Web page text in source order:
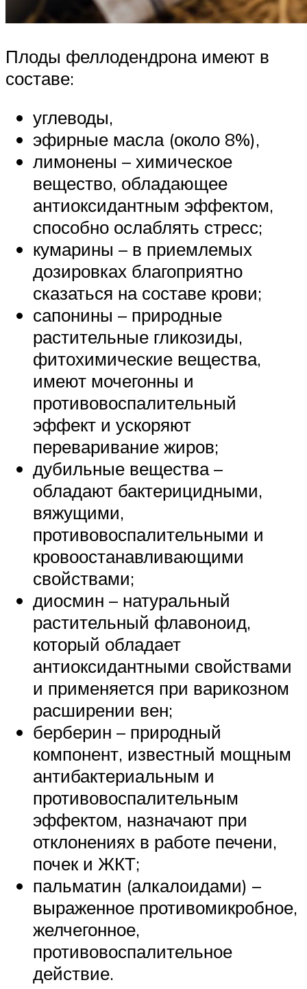
Плоды феллодендрона имеют в
составе:
углеводы,
эфирные масла (около 8%),
лимонены – химическое
вещество, обладающее
антиоксидантным эффектом,
способно ослаблять стресс;
кумарины – в приемлемых
дозировках благоприятно
сказаться на составе крови;
сапонины – природные
растительные гликозиды,
фитохимические вещества,
имеют мочегонны и
противовоспалительный
эффект и ускоряют
переваривание жиров;
дубильные вещества –
обладают бактерицидными,
вяжущими,
противовоспалительными и
кровоостанавливающими
свойствами;
диосмин – натуральный
растительный флавоноид,
который обладает
антиоксидантными свойствами
и применяется при варикозном
расширении вен;
берберин – природный
компонент, известный мощным
антибактериальным и
противовоспалительным
эффектом, назначают при
отклонениях в работе печени,
почек и ЖКТ;
пальматин (алкалоидами) –
выраженное противомикробное,
желчегонное,
противовоспалительное
действие.